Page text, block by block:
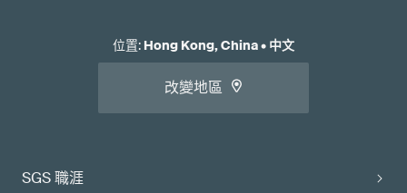
SGS 職涯
位置: Hong Kong, China• 中文
改變地區